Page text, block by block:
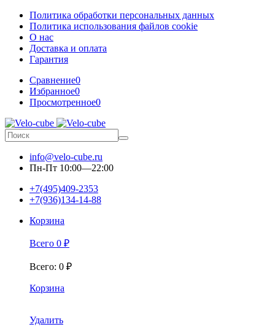
Политика обработки персональных данных
Политика использования файлов cookie
О нас
Доставка и оплата
Гарантия
Сравнение0
Избранное0
Просмотренное0
info@velo-cube.ru
Пн-Пт 10:00—22:00
+7(495)409-2353
+7(936)134-14-88
Корзина
Всего 0 ₽
Всего: 0 ₽
Корзина
Удалить